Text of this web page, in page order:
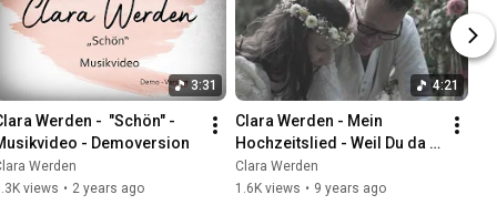
3:31
Werden -  "Schön" -
- Demoversion
Werden
views • 2 years ago
4:21
Clara Werden - Mein
Hochzeitslied - Weil Du da
bist
Clara Werden
1.6K views • 9 years ago